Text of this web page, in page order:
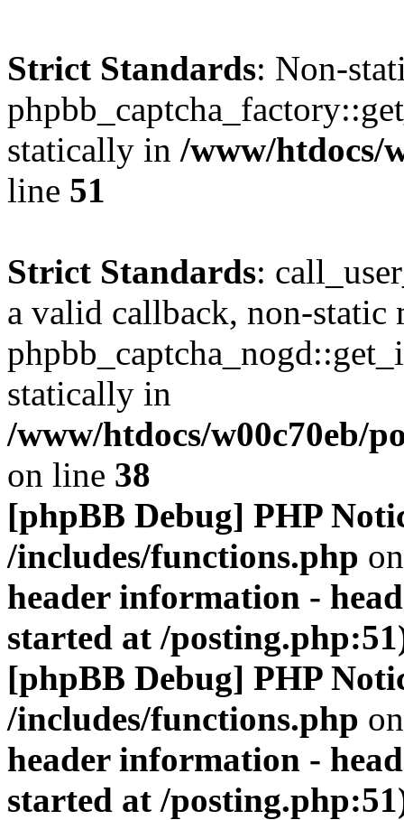
Strict Standards: Non-
statically in /www/htdocs/
line 51
Strict Standards:
a valid callback, non-static
statically in
/www/htdocs/w00c70eb/
on line 38
[phpBB Debug] PHP
/includes/functions.php
header information -
started at /
[phpBB Debug] PHP
/includes/functions.php
header information -
started at /